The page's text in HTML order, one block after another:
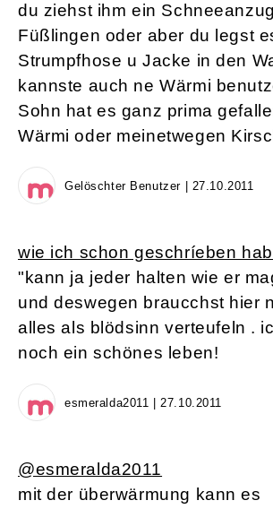
du ziehst ihm ein
Füßlingen oder aber du legst
Strumpfhose u Jacke in den
kannste auch ne Wärmi
Sohn hat es ganz prima
Wärmi oder meinetwegen
Gelöschter Benutzer | 27.10.2011
wie ich schon geschríeben
"kann ja jeder halten wie er
und deswegen braucchst hier
alles als blödsinn verteufeln .
noch ein schönes leben!
esmeralda2011 | 27.10.2011
@esmeralda2011
mit der überwärmung kann es